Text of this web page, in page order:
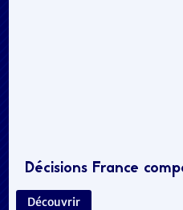
Décisions France
Découvrir